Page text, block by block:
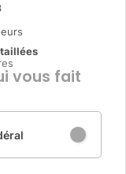
vous fait